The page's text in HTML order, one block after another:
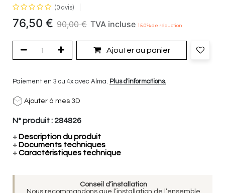
(0 avis)
76,50 € 90,00€ TVA incluse 15.0% de réduction
Ajouter au panier
Paiement en 3 ou 4x avec Alma. Plus d'informations.
Ajouter à mes 3D
N° produit : 284826
+ Description du produit
+ Documents techniques
+Caractéristiques technique
Conseil d’installation
Nous recommandons que l’installation de l’ensemble